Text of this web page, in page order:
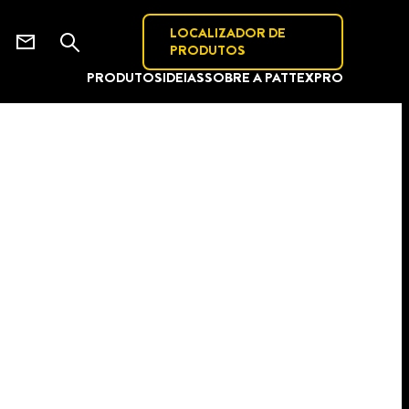
PRODUTOSIDEIASSOBRE A PATTEXPRO
LOCALIZADOR DE
PRODUTOS